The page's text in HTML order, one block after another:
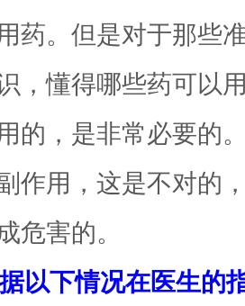
药。但是对于那些
，懂得哪些药可以
的，是非常必要的
作用，这是不对的
危害的。
以下情况在医生的